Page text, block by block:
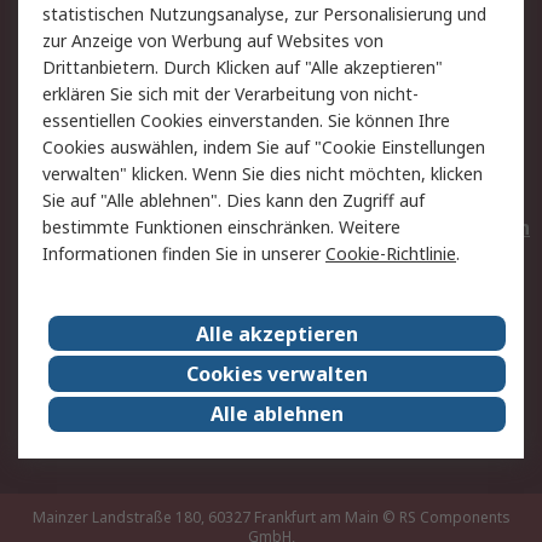
Hilfe
Privatkunden
Rechtliches
AGB
Datenschutz
Cookie-Richtlinie
Zahlungsbedingungen
Copyright/Impressum
Entsorgung
Elektrogeräte/Batterien
RS weltweit
Karriere bei RS
Nachhaltigkeit
Qualität/Umwelt/ZertifikatePresse-Center
Event-Center
Mainzer Landstraße 180, 60327 Frankfurt am Main © RS Components
GmbH,
statistischen Nutzungsanalyse, zur Personalisierung und
zur Anzeige von Werbung auf Websites von
Drittanbietern. Durch Klicken auf "Alle akzeptieren"
erklären Sie sich mit der Verarbeitung von nicht-
essentiellen Cookies einverstanden. Sie können Ihre
Cookies auswählen, indem Sie auf "Cookie Einstellungen
verwalten" klicken. Wenn Sie dies nicht möchten, klicken
Sie auf "Alle ablehnen". Dies kann den Zugriff auf
bestimmte Funktionen einschränken. Weitere
Informationen finden Sie in unsererCookie-Richtlinie.
Alle akzeptieren
Cookies verwalten
Alle ablehnen